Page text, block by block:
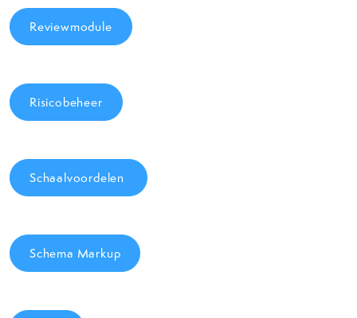
Reviewmodule
Risicobeheer
Schaalvoordelen
Schema Markup